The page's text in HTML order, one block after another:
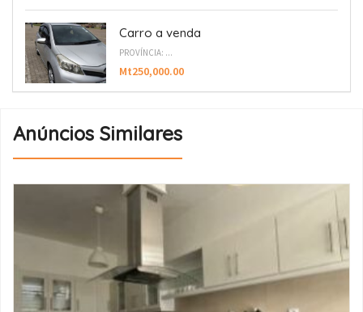
Carro a venda
PROVÍNCIA: ...
Mt250,000.00
Anúncios Similares